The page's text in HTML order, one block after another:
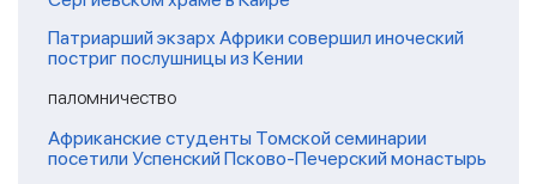
Патриарший экзарх Африки совершил иноческий
постриг послушницы из Кении
паломничество
Африканские студенты Томской семинарии
посетили Успенский Псково-Печерский монастырь